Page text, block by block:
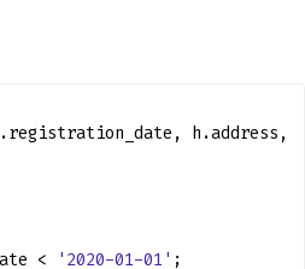
h.address,
< '2020-01-01' ;